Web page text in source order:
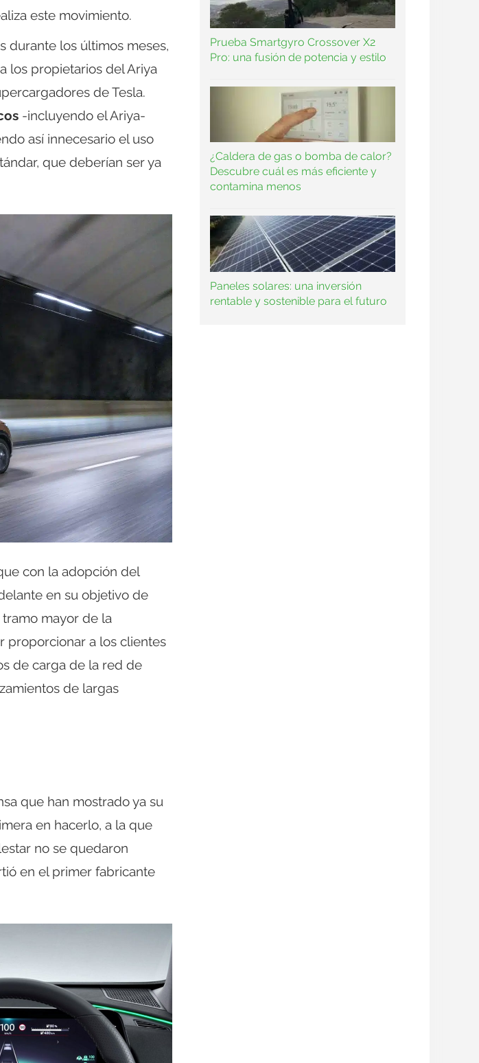
este movimiento.
durante los últimos meses,
los propietarios del Ariya
de Tesla.
-incluyendo el Ariya-
así innecesario el uso
que deberían ser ya
con la adopción del
en su objetivo de
mayor de la
proporcionar a los clientes
de carga de la red de
de largas
que han mostrado ya su
en hacerlo, a la que
no se quedaron
en el primer fabricante
Prueba Smartgyro Crossover X2
Pro: una fusión de potencia y estilo
¿Caldera de gas o bomba de calor?
Descubre cuál es más eficiente y
contamina menos
Paneles solares: una inversión
rentable y sostenible para el futuro